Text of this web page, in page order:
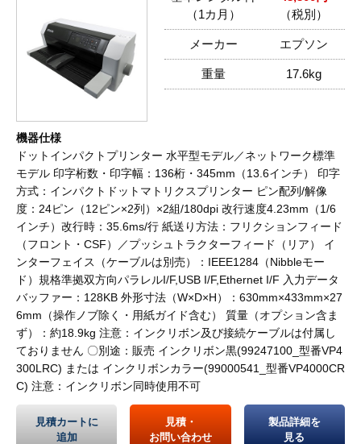
（1カ月）
（税別）
メーカー エプソン
重量 17.6kg
機器仕様
ドットインパクトプリンター 水平型モデル／ネットワーク標準
モデル 印字桁数・印字幅：136桁・345mm（13.6インチ） 印字
方式：インパクトドットマトリクスプリンター ピン配列/解像
度：24ピン（12ピン×2列）×2組/180dpi 改行速度4.23mm（1/6
インチ）改行時：35.6ms/行 紙送り方法：フリクションフィード
（フロント・CSF）／プッシュトラクターフィード（リア） イ
ンターフェイス（ケーブルは別売）：IEEE1284（Nibbleモー
ド）規格準拠双方向パラレルI/F,USB I/F,Ethernet I/F 入力データ
バッファー：128KB 外形寸法（W×D×H）：630mm×433mm×27
6mm（操作ノブ除く・用紙ガイド含む） 質量（オプション含ま
ず）：約18.9kg 注意：インクリボン及び接続ケーブルは付属し
ておりません 〇別途：販売 インクリボン黒(99247100_型番VP4
300LRC) または インクリボンカラー(99000541_型番VP4000CR
C) 注意：インクリボン同時使用不可
見積カートに
追加
見積・
お問い合わせ
製品詳細を
見る